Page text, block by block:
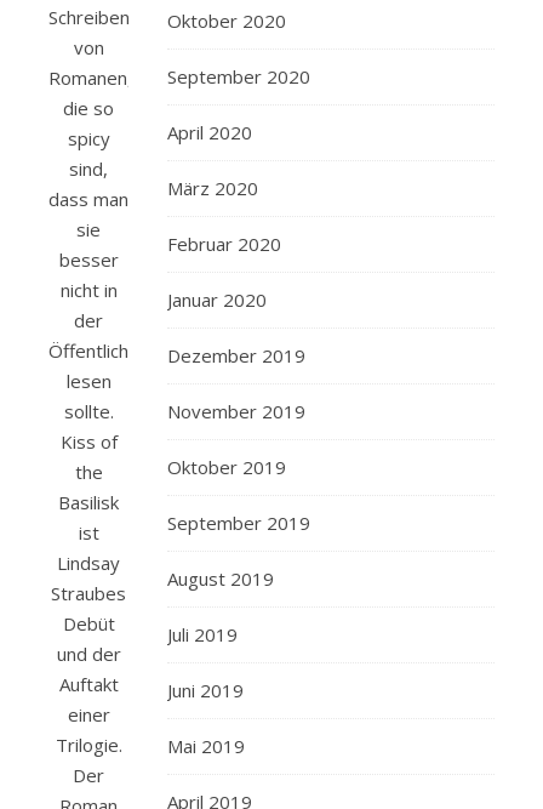
Schreiben
von
Romanen,
die so
spicy
sind,
dass man
sie
besser
nicht in
der
Öffentlichkeit
lesen
sollte.
Kiss of
the
Basilisk
ist
Lindsay
Straubes
Debüt
und der
Auftakt
einer
Trilogie.
Der
Oktober 2020
September 2020
April 2020
März 2020
Februar 2020
Januar 2020
Dezember 2019
November 2019
Oktober 2019
September 2019
August 2019
Juli 2019
Juni 2019
Mai 2019
April 2019